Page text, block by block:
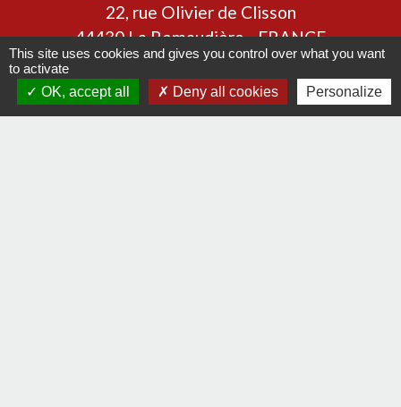
22, rue Olivier de Clisson
44430 La Remaudière - FRANCE
+33 2 40 33 72 30
Contact par formulaire
This site uses cookies and gives you control over what you want
to activate
OK, accept all
Deny all cookies Personalize